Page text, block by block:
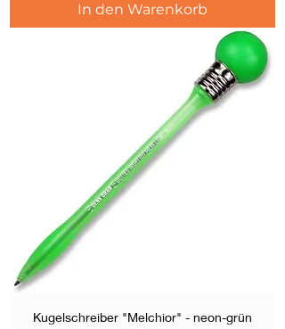
In den Warenkorb
Kugelschreiber "Melchior" - neon-grün